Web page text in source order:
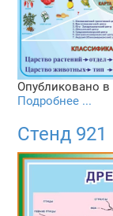
Опубликовано в
Подробнее ...
Стенд 921